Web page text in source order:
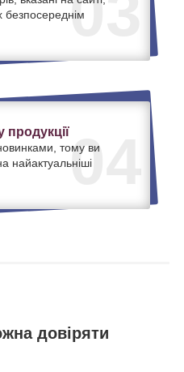
безпосереднім
04
продукції
тому ви
найактуальніші
довіряти